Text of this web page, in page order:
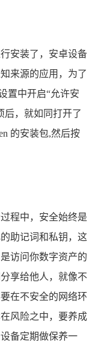
安装了，安卓设备
来源的应用，为了
置中开启“允许安
后，就如同打开了
的安装包,然后按
程中，安全始终是
助记词和私钥，这
访问你数字资产的
享给他人，就像不
在不安全的网络环
风险之中，要养成
备定期做保养一